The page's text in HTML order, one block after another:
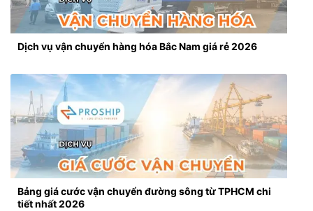
Dịch vụ vận chuyển hàng hóa Bắc Nam giá rẻ 2026
Bảng giá cước vận chuyển đường sông từ TPHCM chi
tiết nhất 2026